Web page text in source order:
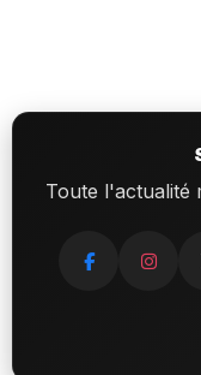
Toute l'actualité